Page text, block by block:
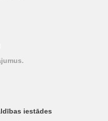
iestādes